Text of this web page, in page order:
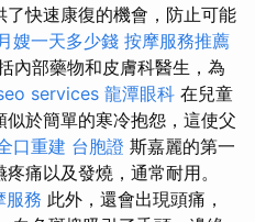
快速康復的機會，防止可能
嫂一天多少錢 按摩服務推薦
內部藥物和皮膚科醫生，為
services 龍潭眼科 在兒童
於簡單的寒冷抱怨，這使父
口重建 台胞證 斯嘉麗的第一
痛以及發燒，通常耐用。
服務 此外，還會出現頭痛，